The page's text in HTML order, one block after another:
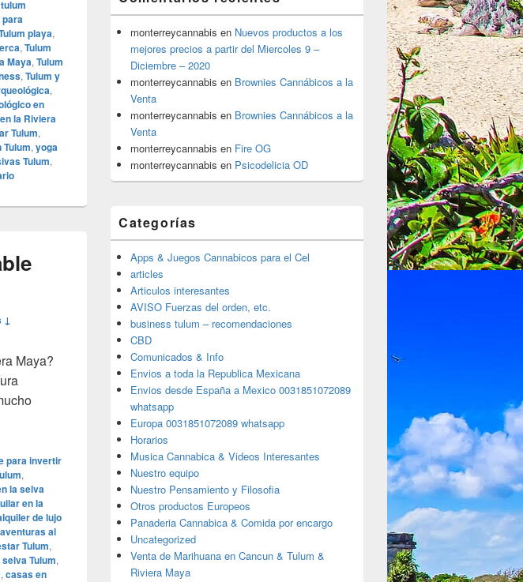
tulum
para
playa,
, Tulum
Maya, Tulum
, Tulum y
,
en
la Riviera
Tulum,
, yoga
Tulum,
↓
Maya?
rentable para invertir en la Riviera Maya?
para invertir
,
la selva
en la
de lujo
aventuras al
Tulum,
Tulum,
, casas en
monterreycannabis en Nuevos productos a los
mejores precios a partir del Miercoles 9 –
Diciembre – 2020
monterreycannabis en Brownies Cannábicos a la
Venta
monterreycannabis en Brownies Cannábicos a la
Venta
monterreycannabis en Fire OG
monterreycannabis en Psicodelicia OD
Categorías
Apps & Juegos Cannabicos para el Cel
articles
Articulos interesantes
AVISO Fuerzas del orden, etc.
business tulum – recomendaciones
CBD
Comunicados & Info
Envios a toda la Republica Mexicana
Envios desde España a Mexico 0031851072089
whatsapp
Europa 0031851072089 whatsapp
Horarios
Musica Cannabica & Videos Interesantes
Nuestro equipo
Nuestro Pensamiento y Filosofia
Otros productos Europeos
Panaderia Cannabica & Comida por encargo
Uncategorized
Venta de Marihuana en Cancun & Tulum &
Riviera Maya